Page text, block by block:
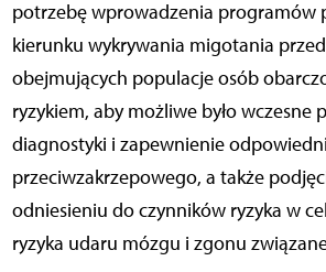
potrzebę wprowadzenia programów
kierunku wykrywania migotania
obejmujących populacje osób
ryzykiem, aby możliwe było wczesne
diagnostyki i zapewnienie
przeciwzakrzepowego, a także
odniesieniu do czynników ryzyka w
ryzyka udaru mózgu i zgonu